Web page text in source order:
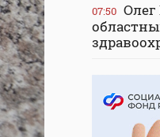
07:50 Олег